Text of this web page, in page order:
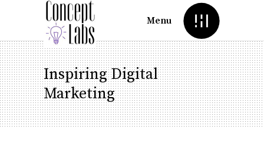
Menu
Inspiring Digital
Marketing